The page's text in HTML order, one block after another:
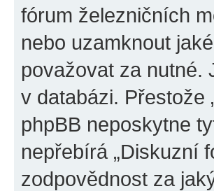
fórum železničních
nebo uzamknout
považovat za nutné.
v databázi. Přestože
phpBB neposkytne
nepřebírá „Diskuzní
zodpovědnost za